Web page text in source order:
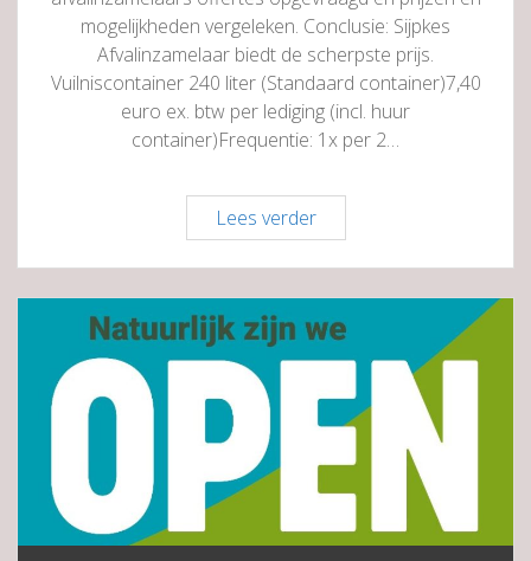
mogelijkheden vergeleken. Conclusie: Sijpkes
Afvalinzamelaar biedt de scherpste prijs.
Vuilniscontainer 240 liter (Standaard container)7,40
euro ex. btw per lediging (incl. huur
container)Frequentie: 1x per 2…
Lees verderCollectief
afval
inzamelen.